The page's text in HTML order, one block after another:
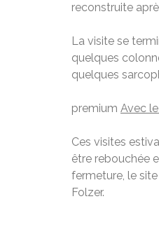
reconstruite
La visite se
quelques
quelques
premium Avec
Ces visites
être rebouchée
fermeture, le
Folzer.